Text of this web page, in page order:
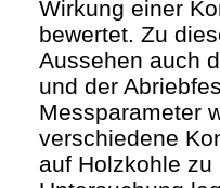
Wirkung einer
bewertet. Zu
Aussehen auch
und der
Messparameter
verschiedene
auf Holzkohle